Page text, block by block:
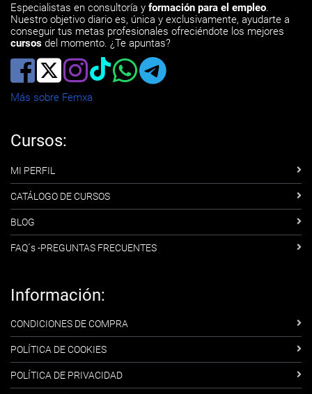
Especialistas en consultoría y formación para el empleo.
Nuestro objetivo diario es, única y exclusivamente, ayudarte a
conseguir tus metas profesionales ofreciéndote los mejores
cursos del momento. ¿Te apuntas?
Más sobre Femxa
Cursos:
MI PERFIL
CATÁLOGO DE CURSOS
BLOG
FAQ´s -PREGUNTAS FRECUENTES
Información:
CONDICIONES DE COMPRA
POLÍTICA DE COOKIES
POLÍTICA DE PRIVACIDAD